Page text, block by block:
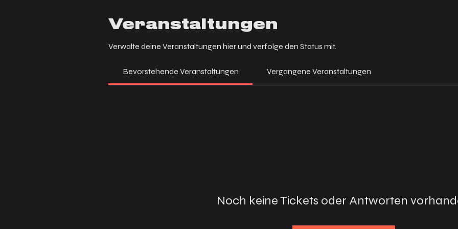
Veranstaltungen
Verwalte deine Veranstaltungen hier und verfolge den Status mit.
Bevorstehende Veranstaltungen Vergangene Veranstaltungen
Noch keine Tickets oder Antworten